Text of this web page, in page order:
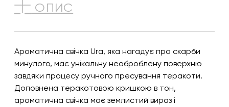
ОПИС
Ароматична свічка Ura, яка нагадує про скарби
минулого, має унікальну необроблену поверхню
завдяки процесу ручного пресування теракоти.
Доповнена теракотовою кришкою в тон,
ароматична свічка має землистий вираз і